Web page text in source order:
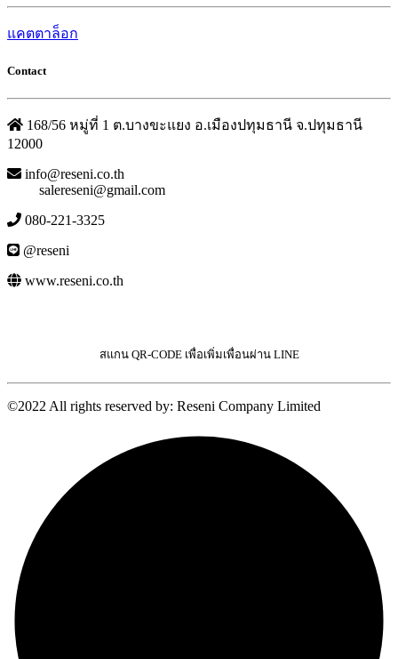
แคตตาล็อก
Contact
168/56 หมู่ที่ 1 ต.บางขะแยง อ.เมืองปทุมธานี จ.ปทุมธานี
12000
info@reseni.co.th
salereseni@gmail.com
080-221-3325
@reseni
www.reseni.co.th
สแกน QR-CODE เพื่อเพิ่มเพื่อนผ่าน LINE
©2022 All rights reserved by: Reseni Company Limited